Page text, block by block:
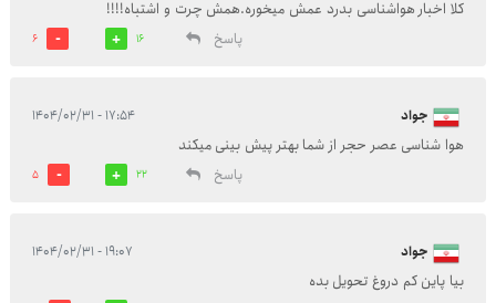
کلا اخبار هواشناسی بدرد عمش میخوره.همش چرت و اشتباه!!!!
پاسخ
16
6
جواد ۱۷:۵۴ - ۱۴۰۴/۰۲/۳۱
هوا شناسی عصر حجر از شما بهتر پیش بینی میکند
پاسخ
22
5
جواد ۱۹:۰۷ - ۱۴۰۴/۰۲/۳۱
بیا پاین کم دروغ تحویل بده